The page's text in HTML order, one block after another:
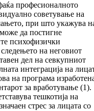
професионалното
советување на
при што укажува
да постигне
психофизички
на неговиот
дел на севкупниот
интеграција на
на програма
за вработување (1).
тешкотија на
стрес за лицата со